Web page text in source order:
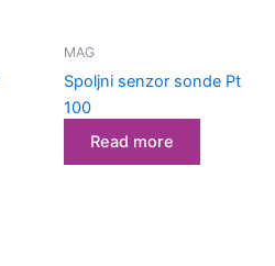
MAG
Spoljni senzor sonde Pt
100
Read more